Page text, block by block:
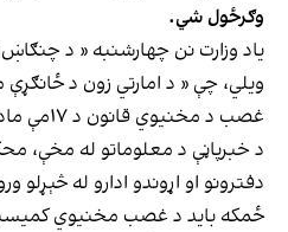
وګرځول شي.
ویلي، چې « د امارتي زون د
غصب د مخنیوي قانون د ۱۷مې مادې له مخې کړې ده».
د خبرپاڼې د معلوماتو له مخې،
دفترونو او اړوندو ادارو له څېړلو
ځمکه باید د غصب مخنیوي